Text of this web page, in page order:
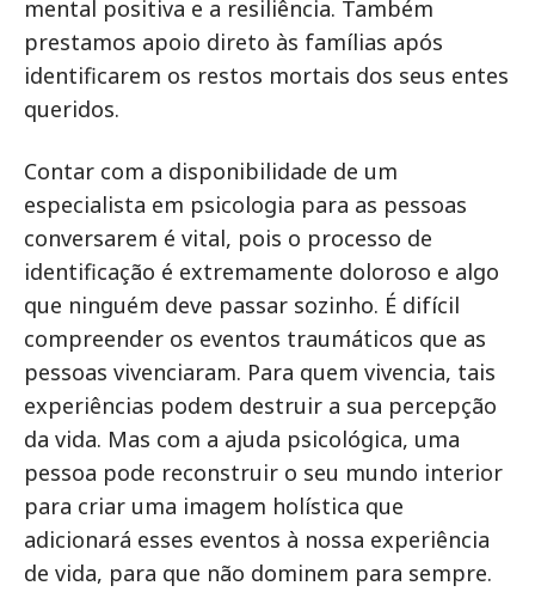
mental positiva e a resiliência. Também
prestamos apoio direto às famílias após
identificarem os restos mortais dos seus entes
queridos.
Contar com a disponibilidade de um
especialista em psicologia para as pessoas
conversarem é vital, pois o processo de
identificação é extremamente doloroso e algo
que ninguém deve passar sozinho. É difícil
compreender os eventos traumáticos que as
pessoas vivenciaram. Para quem vivencia, tais
experiências podem destruir a sua percepção
da vida. Mas com a ajuda psicológica, uma
pessoa pode reconstruir o seu mundo interior
para criar uma imagem holística que
adicionará esses eventos à nossa experiência
de vida, para que não dominem para sempre.